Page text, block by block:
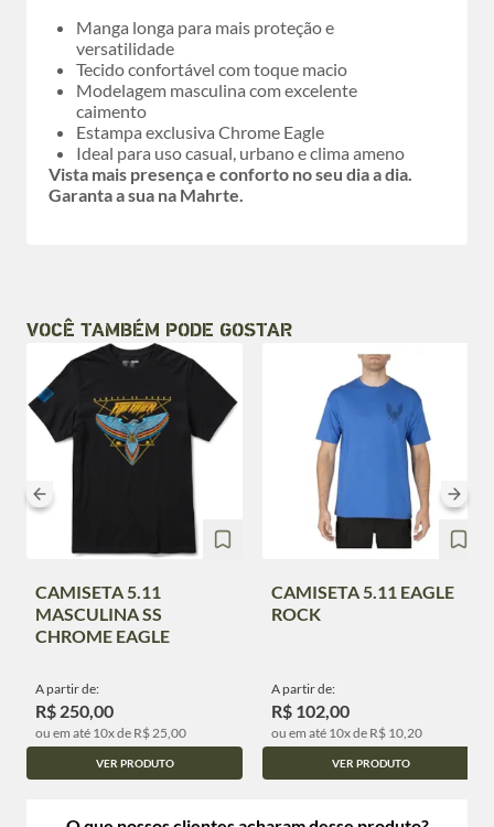
Manga longa para mais proteção e
versatilidade
Tecido confortável com toque macio
Modelagem masculina com excelente
caimento
Estampa exclusiva Chrome Eagle
Ideal para uso casual, urbano e clima ameno
Vista mais presença e conforto no seu dia a dia.
Garanta a sua na Mahrte.
VOCÊ TAMBÉM PODE GOSTAR
CAMISETA 5.11
MASCULINA SS
CHROME EAGLE
A partir de:
R$ 250,00
ou em até 10x de R$ 25,00
VER PRODUTO
CAMISETA 5.11 EAGLE
ROCK
A partir de:
R$ 102,00
ou em até 10x de R$ 10,20
VER PRODUTO